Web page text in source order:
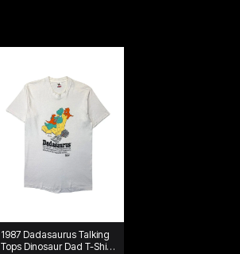
1987 Dadasaurus Talking
Tops Dinosaur Dad T-Shirt